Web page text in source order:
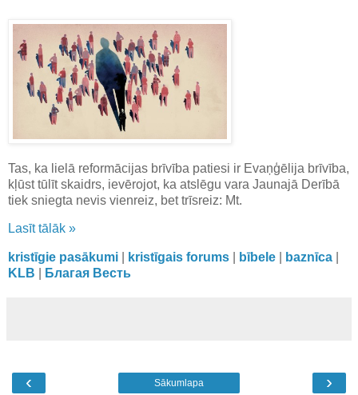
Tas, ka lielā reformācijas brīvība patiesi ir Evaņģēlija brīvība,
kļūst tūlīt skaidrs, ievērojot, ka atslēgu vara Jaunajā Derībā
tiek sniegta nevis vienreiz, bet trīsreiz: Mt.
Lasīt tālāk »
kristīgie pasākumi kristīgais forums bībele baznīca
KLB
Благая Весть
‹ ›
Sākumlapa